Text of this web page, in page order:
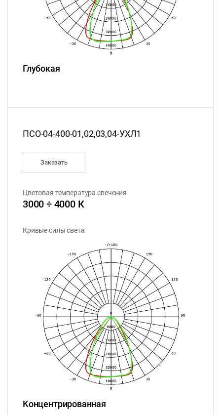
Глубокая
ПСО-04-400-01,02,03,04-УХЛ1
Заказать
Цветовая температура свечения
3000 ÷ 4000 К
Кривые силы света
Концентрированная